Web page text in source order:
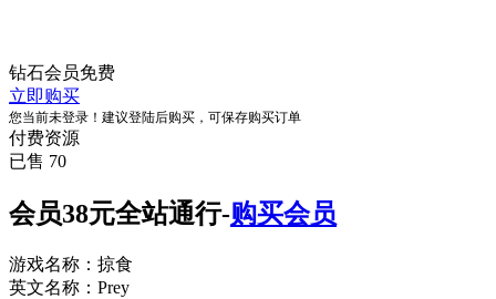
钻石会员免费
立即购买
您当前未登录！建议登陆后购买，可保存购买订单
付费资源
已售 70
会员38元全站通行-购买会员
游戏名称：掠食
英文名称：Prey